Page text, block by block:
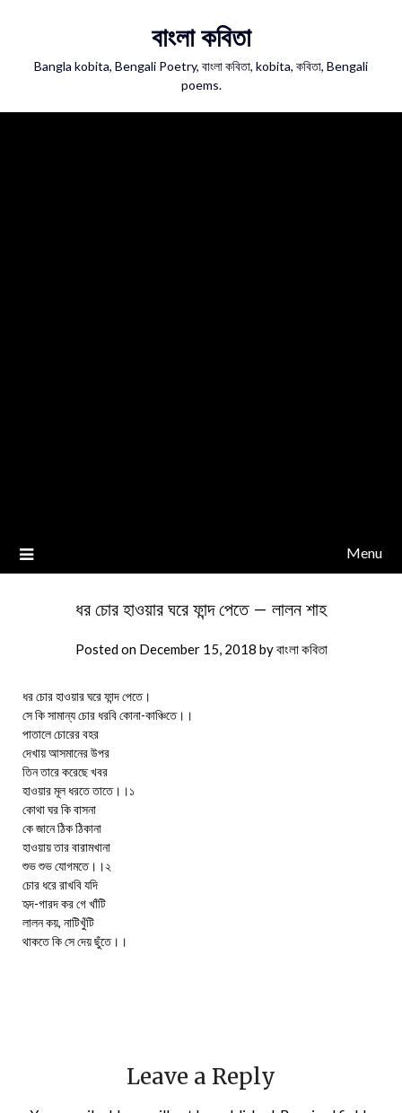
বাংলা কবিতা
Bangla kobita, Bengali Poetry, বাংলা কবিতা, kobita, কবিতা, Bengali
poems.
Menu
ধর চোর হাওয়ার ঘরে ফান্দ পেতে – লালন শাহ
Posted on December 15, 2018 byবাংলা কবিতা
ধর চোর হাওয়ার ঘরে ফান্দ পেতে।
সে কি সামান্য চোর ধরবি কোনা-কাঞ্চিতে।।
পাতালে চোরের বহর
দেখায় আসমানের উপর
তিন তারে করেছে খবর
হাওয়ার মূল ধরতে তাতে।।১
কোথা ঘর কি বাসনা
কে জানে ঠিক ঠিকানা
হাওয়ায় তার বারামখানা
শুভ শুভ যোগমতে।।২
চোর ধরে রাখবি যদি
হৃদ-গারদ কর গে খাঁটি
লালন কয়, নাটিখুঁটি
থাকতে কি সে দেয় ছুঁতে।।
Leave a Reply